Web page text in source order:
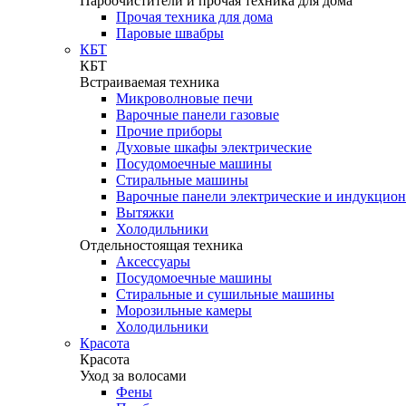
Прочая техника для дома
Паровые швабры
КБТ
КБТ
Встраиваемая техника
Микроволновые печи
Варочные панели газовые
Прочие приборы
Духовые шкафы электрические
Посудомоечные машины
Стиральные машины
Варочные панели электрические и
Вытяжки
Холодильники
Отдельностоящая техника
Аксессуары
Посудомоечные машины
Стиральные и сушильные машины
Морозильные камеры
Холодильники
Красота
Красота
Уход за волосами
Фены